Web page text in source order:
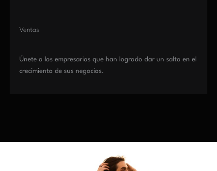
Ventas
Únete a los empresarios que han logrado dar un salto en el
crecimiento de sus negocios.